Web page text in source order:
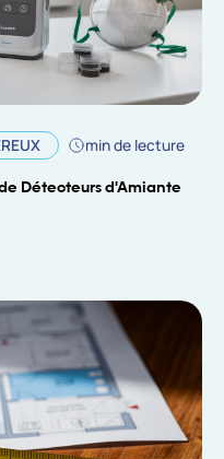
min de lecture
Détecteurs d'Amiante